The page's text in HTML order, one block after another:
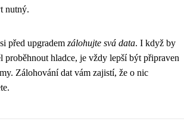
nutný.
před upgradem zálohujte svá data. I když by
proběhnout hladce, je vždy lepší být připraven
Zálohování dat vám zajistí, že o nic